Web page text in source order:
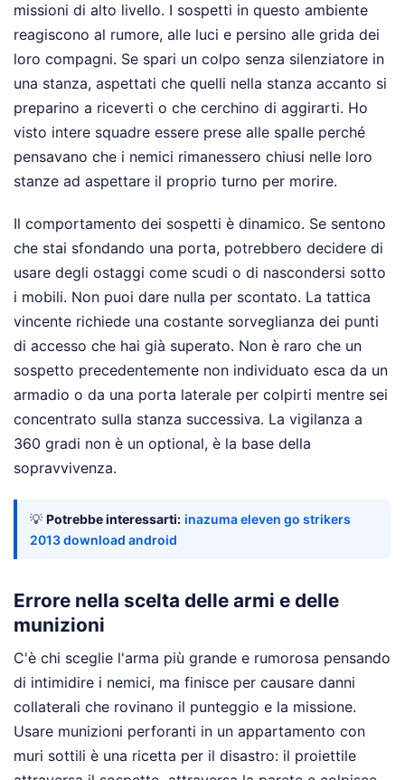
missioni di alto livello. I sospetti in questo ambiente
reagiscono al rumore, alle luci e persino alle grida dei
loro compagni. Se spari un colpo senza silenziatore in
una stanza, aspettati che quelli nella stanza accanto si
preparino a riceverti o che cerchino di aggirarti. Ho
visto intere squadre essere prese alle spalle perché
pensavano che i nemici rimanessero chiusi nelle loro
stanze ad aspettare il proprio turno per morire.
Il comportamento dei sospetti è dinamico. Se sentono
che stai sfondando una porta, potrebbero decidere di
usare degli ostaggi come scudi o di nascondersi sotto
i mobili. Non puoi dare nulla per scontato. La tattica
vincente richiede una costante sorveglianza dei punti
di accesso che hai già superato. Non è raro che un
sospetto precedentemente non individuato esca da un
armadio o da una porta laterale per colpirti mentre sei
concentrato sulla stanza successiva. La vigilanza a
360 gradi non è un optional, è la base della
sopravvivenza.
💡 Potrebbe interessarti: inazuma eleven go strikers
2013 download android
Errore nella scelta delle armi e delle
munizioni
C'è chi sceglie l'arma più grande e rumorosa pensando
di intimidire i nemici, ma finisce per causare danni
collaterali che rovinano il punteggio e la missione.
Usare munizioni perforanti in un appartamento con
muri sottili è una ricetta per il disastro: il proiettile